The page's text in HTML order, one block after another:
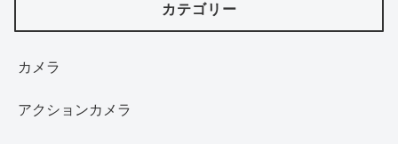
カテゴリー
カメラ
アクションカメラ